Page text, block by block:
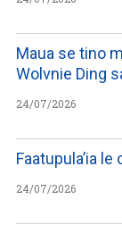
Maua se tino
Wolvnie Ding
24/07/2026
Faatupula’ia
24/07/2026